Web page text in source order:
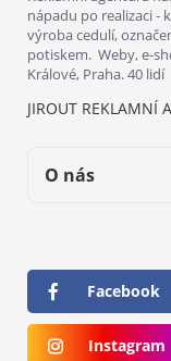
nápadu po realizaci -
výroba cedulí,
potiskem. Weby, e-
Králové, Praha. 40 lidí
JIROUT REKLAMNÍ
O nás
Facebook
Instagram